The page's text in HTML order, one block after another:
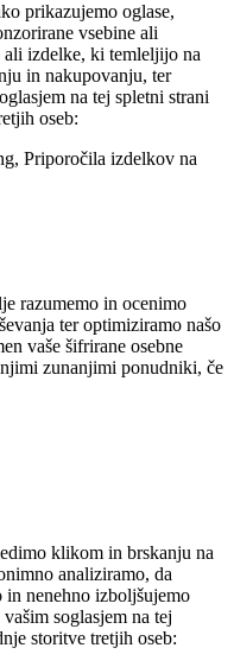
prikazujemo oglase,
vsebine ali
ali izdelke, ki temleljijo na
in nakupovanju, ter
na tej spletni strani
oseb:
Priporočila izdelkov na
razumemo in ocenimo
ter optimiziramo našo
vaše šifrirane osebne
zunanjimi ponudniki, če
klikom in brskanju na
analiziramo, da
in nenehno izboljšujemo
soglasjem na tej
storitve tretjih oseb: